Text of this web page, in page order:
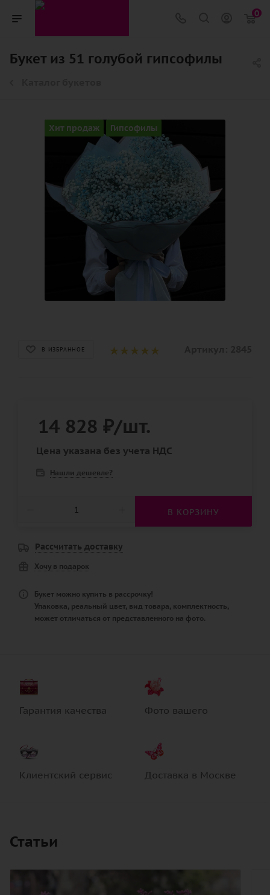
0
Букет из 51 голубой гипсофилы
Хит продаж Гипсофилы
В ИЗБРАННОЕ
14 828 ₽/шт.
Цена указана без учета НДС
Нашли дешевле?
В КОРЗИНУ
Рассчитать доставку
Хочу в подарок
Букет можно купить в рассрочку!
Упаковка, реальный цвет, вид товара, комплектность,
может отличаться от представленного на фото.
Гарантия качества Фото вашего
Клиентский сервис Доставка в Москве
Статьи